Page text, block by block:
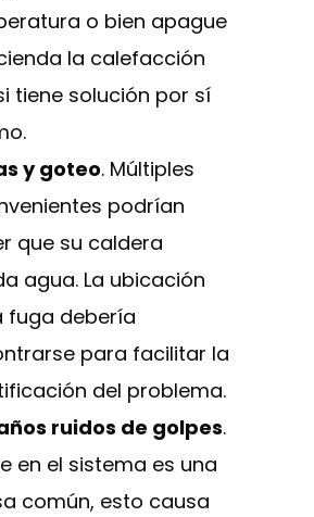
o bien apague
la calefacción
tiene solución por sí
y goteo. Múltiples
podrían
que su caldera
agua. La ubicación
fuga debería
para facilitar la
del problema.
ruidos de golpes.
en el sistema es una
común, esto causa